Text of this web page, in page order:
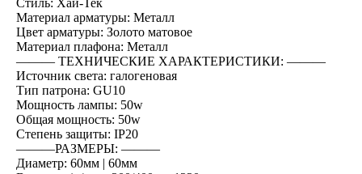
Стиль: Хай-Тек
Материал арматуры: Металл
Цвет арматуры: Золото матовое
Материал плафона: Металл
――― ТЕХНИЧЕСКИЕ ХАРАКТЕРИСТИКИ: ―――
Источник света: галогеновая
Тип патрона: GU10
Мощность лампы: 50w
Общая мощность: 50w
Степень защиты: IP20
―――РАЗМЕРЫ: ―――
Диаметр: 60мм | 60мм